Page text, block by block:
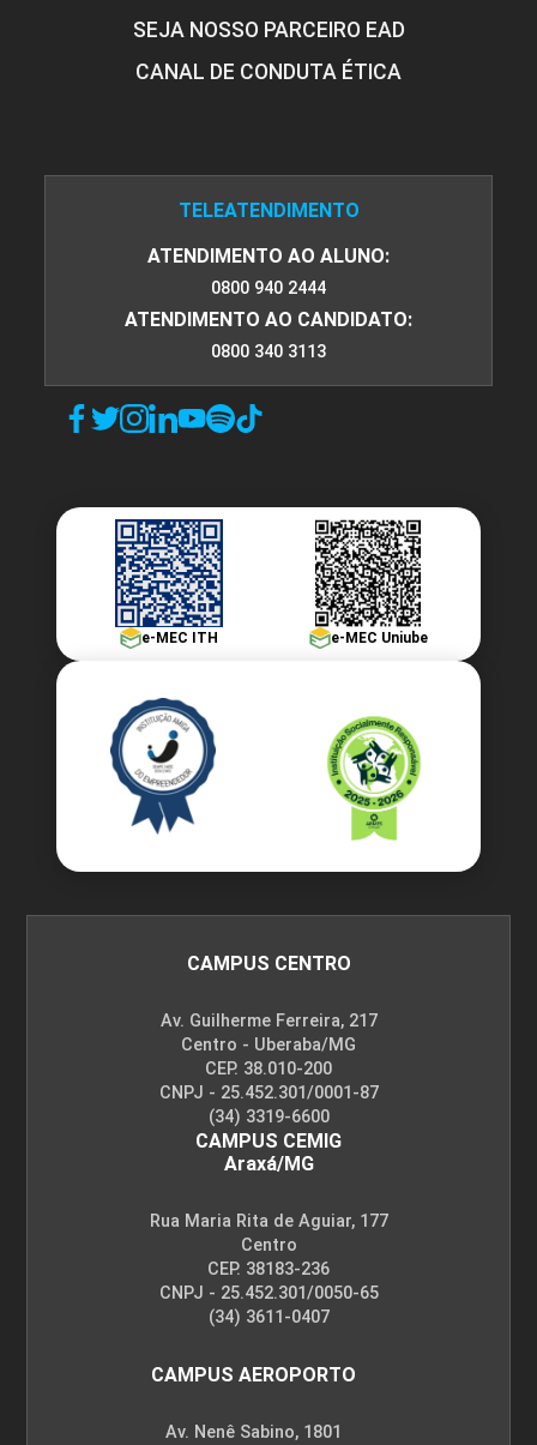
SEJA NOSSO PARCEIRO EAD
CANAL DE CONDUTA ÉTICA
TELEATENDIMENTO
ATENDIMENTO AO ALUNO:
0800 940 2444
ATENDIMENTO AO CANDIDATO:
0800 340 3113
e-MEC ITH e-MEC Uniube
CAMPUS CENTRO
Av. Guilherme Ferreira, 217
Centro - Uberaba/MG
CEP. 38.010-200
CNPJ - 25.452.301/0001-87
(34) 3319-6600
CAMPUS CEMIG
Araxá/MG
Rua Maria Rita de Aguiar, 177
Centro
CEP. 38183-236
CNPJ - 25.452.301/0050-65
(34) 3611-0407
CAMPUS AEROPORTO
Av. Nenê Sabino, 1801